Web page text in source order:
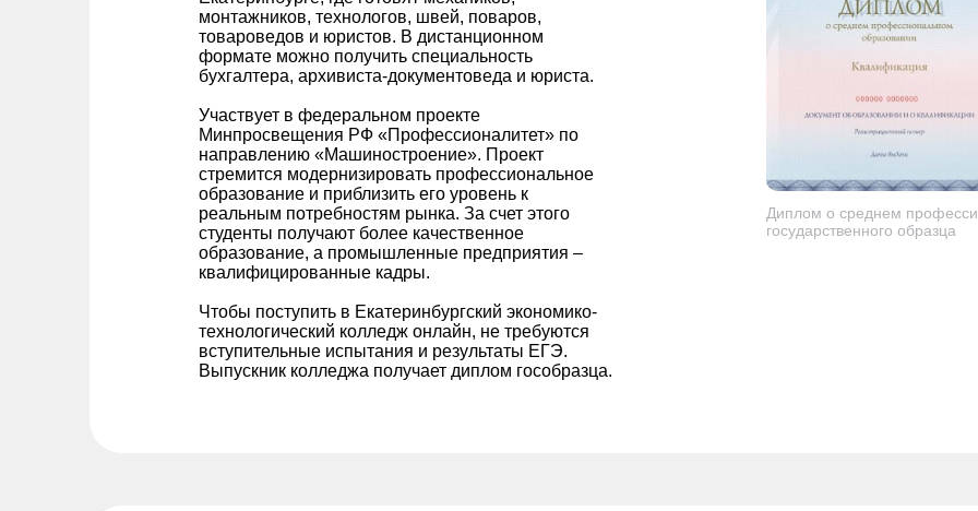
монтажников, технологов, швей, поваров,
товароведов и юристов. В дистанционном
формате можно получить специальность
бухгалтера, архивиста-документоведа и юриста.
Участвует в федеральном проекте
Минпросвещения РФ «Профессионалитет» по
направлению «Машиностроение». Проект
стремится модернизировать профессиональное
образование и приблизить его уровень к
реальным потребностям рынка. За счет этого
студенты получают более качественное
образование, а промышленные предприятия –
квалифицированные кадры.
Чтобы поступить в Екатеринбургский экономико-
технологический колледж онлайн, не требуются
вступительные испытания и результаты ЕГЭ.
Выпускник колледжа получает диплом гособразца.
Диплом о среднем
государственного образца